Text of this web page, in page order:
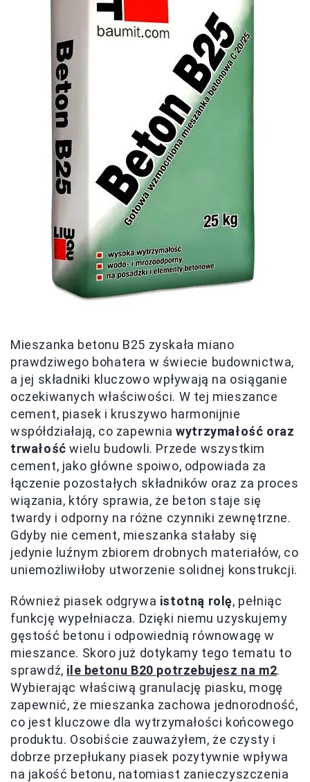
Mieszanka betonu B25 zyskała miano
prawdziwego bohatera w świecie budownictwa,
a jej składniki kluczowo wpływają na osiąganie
oczekiwanych właściwości. W tej mieszance
cement, piasek i kruszywo harmonijnie
współdziałają, co zapewniawytrzymałość oraz
trwałość wielu budowli. Przede wszystkim
cement, jako główne spoiwo, odpowiada za
łączenie pozostałych składników oraz za proces
wiązania, który sprawia, że beton staje się
twardy i odporny na różne czynniki zewnętrzne.
Gdyby nie cement, mieszanka stałaby się
jedynie luźnym zbiorem drobnych materiałów, co
uniemożliwiłoby utworzenie solidnej konstrukcji.
Również piasek odgrywa istotną rolę, pełniąc
funkcję wypełniacza. Dzięki niemu uzyskujemy
gęstość betonu i odpowiednią równowagę w
mieszance. Skoro już dotykamy tego tematu to
sprawdź, ile betonu B20 potrzebujesz na m2.
Wybierając właściwą granulację piasku, mogę
zapewnić, że mieszanka zachowa jednorodność,
co jest kluczowe dla wytrzymałości końcowego
produktu. Osobiście zauważyłem, że czysty i
dobrze przepłukany piasek pozytywnie wpływa
na jakość betonu, natomiast zanieczyszczenia